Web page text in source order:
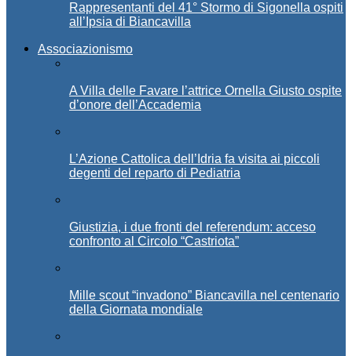
Rappresentanti del 41° Stormo di Sigonella ospiti
all’Ipsia di Biancavilla
Associazionismo
A Villa delle Favare l’attrice Ornella Giusto ospite
d’onore dell’Accademia
L’Azione Cattolica dell’Idria fa visita ai piccoli
degenti del reparto di Pediatria
Giustizia, i due fronti del referendum: acceso
confronto al Circolo “Castriota”
Mille scout “invadono” Biancavilla nel centenario
della Giornata mondiale